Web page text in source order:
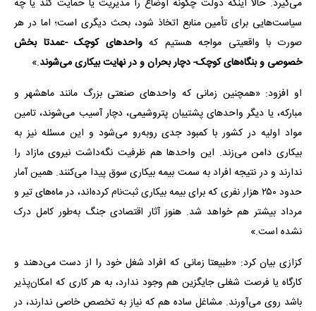
سیاست‌هایی برای تأمین منابع اتخاذ شود، بحث دیگری است؛ اما در هر
صورت با واقعیتی مواجه هستیم کهواحدهای کوچک -عمدتا بخش
خصوصی و بنگاه‌های کوچک- دچار بحران و در نهایت بیکاری می‌شوند.»
او افزود: «همچنین زمانی که واحدهای صنعتی بزرگ مانند ماهشهر و
مبارکه، یا دیگر واحدهای پشتیبان پتروشیمی، دچار آسیب می‌شوند، تامین
مواد اولیه در کشور با کمبود جدی روبه‌رو می‌شود و این مسئله نیز به
بیکاری دامن می‌زند. این واحدها هم ظرفیت نگه‌داشت نیروی مازاد را
ندارند و در نتیجه افراد به سمت بیمه بیکاری سوق پیدا می‌کنند. همین آمار
حدود ۲۵۰ هزار نفری که برای بیمه بیکاری ثبت‌نام کرده‌اند، در ماه‌های تیر و
مرداد بیشتر هم خواهد شد. هنوز آثار اقتصادی جنگ به‌طور کامل درک
نشده است.»
کزازی بیان کرد: «طبیعتا زمانی که افراد شغل خود را از دست می‌دهند و
کارگاه یا فرصت شغلی جایگزین هم وجود ندارد، به هر کاری که امکان‌پذیر
باشد روی می‌آورند. مشاغل ساده هم که نیاز به تخصص خاصی ندارند، در